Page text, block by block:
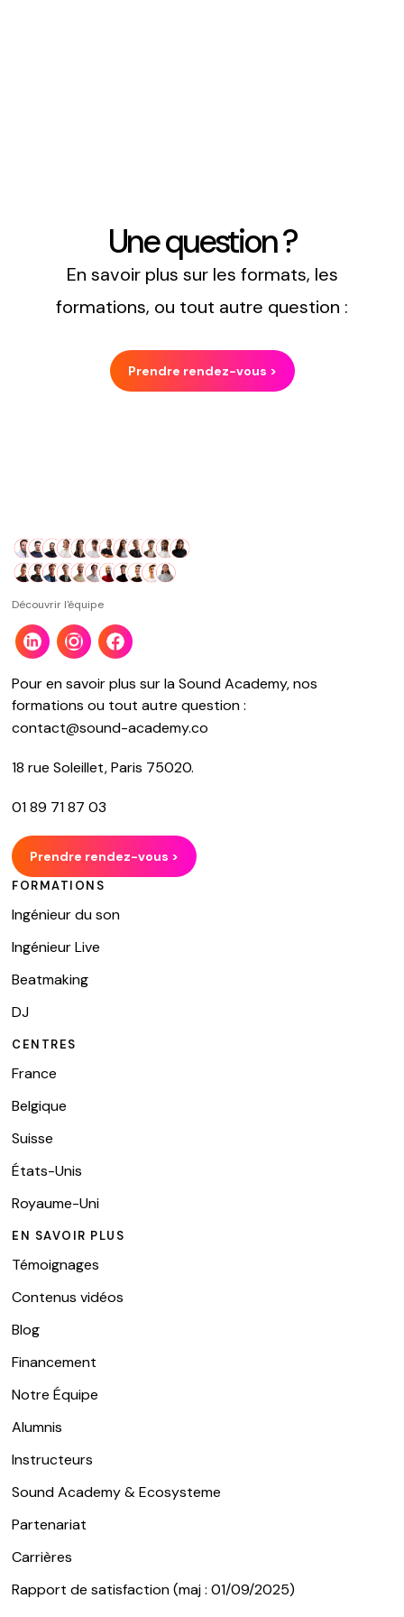
Une question ?
En savoir plus sur les formats, les
formations, ou tout autre question :
Prendre rendez-vous >
Découvrir l'équipe
Pour en savoir plus sur la Sound Academy, nos
formations ou tout autre question :
contact@sound-academy.co
18 rue Soleillet, Paris 75020.
01 89 71 87 03
Prendre rendez-vous >
FORMATIONS
Ingénieur du son
Ingénieur Live
Beatmaking
DJ
CENTRES
France
Belgique
Suisse
États-Unis
Royaume-Uni
EN SAVOIR PLUS
Témoignages
Contenus vidéos
Blog
Financement
Notre Équipe
Alumnis
Instructeurs
Sound Academy & Ecosysteme
Partenariat
Carrières
Rapport de satisfaction (maj : 01/09/2025)